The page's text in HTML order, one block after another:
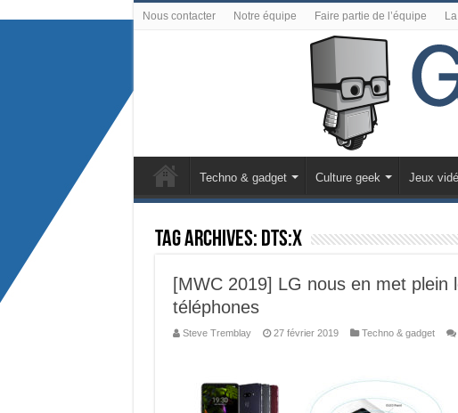
Nous contacter Notre équipe Faire partie de l’équipe
Techno & gadget Culture geek Jeux
Tag Archives: DTS:X
[MWC 2019] LG nous en met plein
téléphones
Steve Tremblay 27 février 2019 Techno & gadget